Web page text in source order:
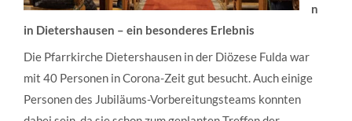
n
in Dietershausen – ein besonderes Erlebnis
Die Pfarrkirche Dietershausen in der Diözese Fulda war
mit 40 Personen in Corona-Zeit gut besucht. Auch einige
Personen des Jubiläums-Vorbereitungsteams konnten